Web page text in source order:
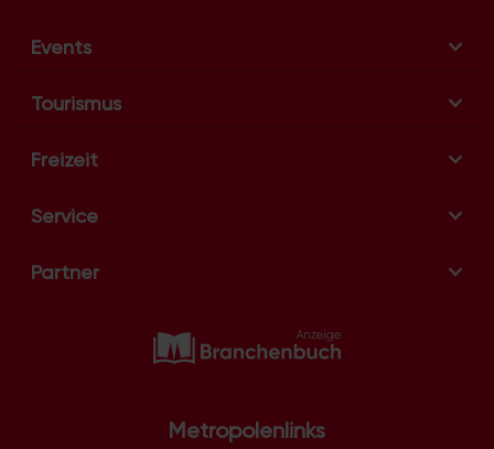
Events
Tourismus
Freizeit
Service
Partner
Metropolenlinks